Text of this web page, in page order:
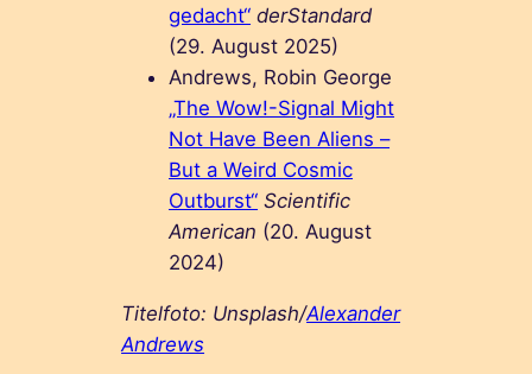
gedacht“ derStandard
(29. August 2025)
Andrews, Robin George
„The Wow!-Signal Might
Not Have Been Aliens –
But a Weird Cosmic
Outburst“ Scientific
American (20. August
2024)
Titelfoto: Unsplash/Alexander
Andrews